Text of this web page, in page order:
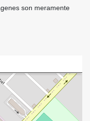
son meramente